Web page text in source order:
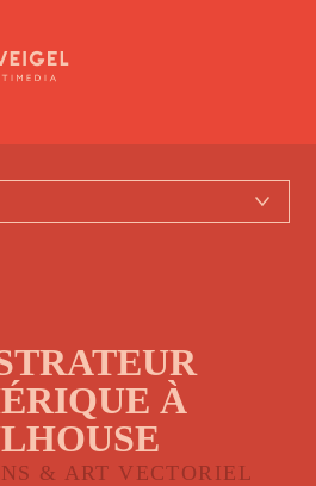
À
& ART VECTORIEL